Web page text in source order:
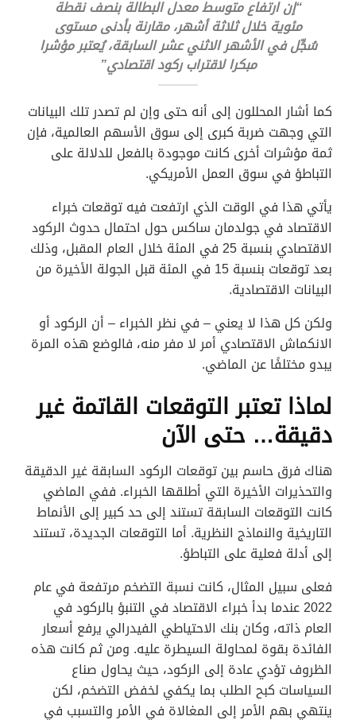
“إن ارتفاع متوسط معدل البطالة بنصف نقطة
مئوية خلال ثلاثة أشهر، مقارنة بأدنى مستوى
سُجِّل في الأشهر الاثني عشر السابقة، يُعتبر مؤشرا
مبكرا لاقتراب ركود اقتصادي”
كما أشار المحللون إلى أنه حتى وإن لم تصدر تلك البيانات
التي وجهت ضربة كبرى إلى سوق الأسهم العالمية، فإن
ثمة مؤشرات أخرى كانت موجودة بالفعل للدلالة على
التباطؤ في سوق العمل الأمريكي.
يأتي هذا في الوقت الذي ارتفعت فيه توقعات خبراء
الاقتصاد في جولدمان ساكس حول احتمال حدوث الركود
الاقتصادي بنسبة 25 في المئة خلال العام المقبل، وذلك
بعد توقعات بنسبة 15 في المئة قبل الجولة الأخيرة من
البيانات الاقتصادية.
ولكن كل هذا لا يعني – في نظر الخبراء – أن الركود أو
الانكماش الاقتصادي أمر لا مفر منه، فالوضع هذه المرة
يبدو مختلفًا عن الماضي.
لماذا تعتبر التوقعات القاتمة غير
دقيقة… حتى الآن
هناك فرق حاسم بين توقعات الركود السابقة غير الدقيقة
والتحذيرات الأخيرة التي أطلقها الخبراء. ففي الماضي
كانت التوقعات السابقة تستند إلى حد كبير إلى الأنماط
التاريخية والنماذج النظرية. أما التوقعات الجديدة، تستند
إلى أدلة فعلية على التباطؤ.
فعلى سبيل المثال، كانت نسبة التضخم مرتفعة في عام
2022 عندما بدأ خبراء الاقتصاد في التنبؤ بالركود في
العام ذاته، وكان بنك الاحتياطي الفيدرالي يرفع أسعار
الفائدة بقوة لمحاولة السيطرة عليه. ومن ثم كانت هذه
الظروف تؤدي عادة إلى الركود، حيث يحاول صناع
السياسات كبح الطلب بما يكفي لخفض التضخم، لكن
ينتهي بهم الأمر إلى المغالاة في الأمر والتسبب في